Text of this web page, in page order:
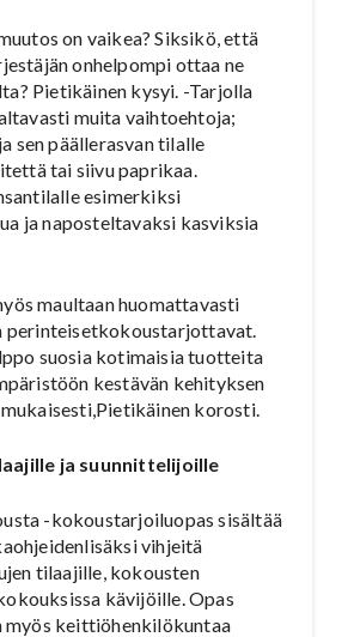
on vaikea? Siksikö, että
onhelpompi ottaa ne
Pietikäinen kysyi. -Tarjolla
muita vaihtoehtoja;
sen päällerasvan tilalle
tai siivu paprikaa.
esimerkiksi
ja naposteltavaksi kasviksia
maultaan huomattavasti
perinteisetkokoustarjottavat.
suosia kotimaisia tuotteita
kestävän kehityksen
korosti.
ja suunnittelijoille
-kokoustarjoiluopas sisältää
vihjeitä
tilaajille, kokousten
kävijöille. Opas
myös keittiöhenkilökuntaa